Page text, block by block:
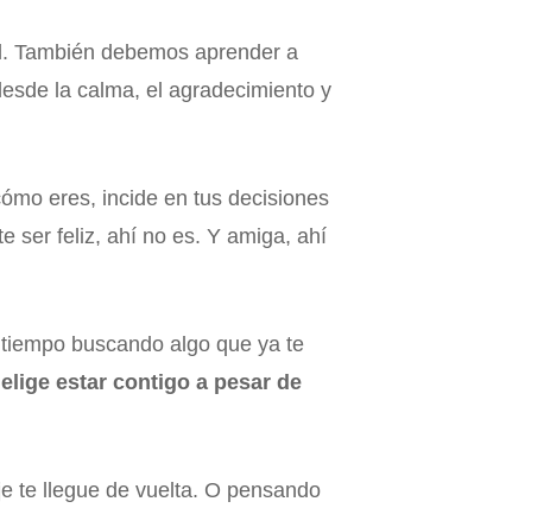
También debemos aprender a
la calma, el agradecimiento y
eres, incide en tus decisiones
ser feliz, ahí no es. Y amiga, ahí
buscando algo que ya te
estar contigo a pesar de
te llegue de vuelta. O pensando